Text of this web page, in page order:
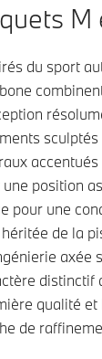
M
du sport
position
pour une
de la
axée
distinctif
qualité
de